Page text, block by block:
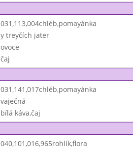
031,113,004chléb,pomayánka
y treyčích jater
ovoce
čaj
031,141,017chléb,pomayánka
vaječná
bílá káva,čaj
040,101,016,965rohlík,flora